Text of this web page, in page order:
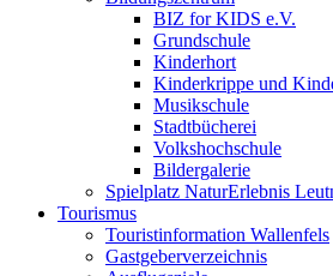
BIZ for KIDS e.V.
Grundschule
Kinderhort
Kinderkrippe und
Musikschule
Stadtbücherei
Volkshochschule
Bildergalerie
Spielplatz NaturErlebnis
Tourismus
Touristinformation Wallenfels
Gastgeberverzeichnis